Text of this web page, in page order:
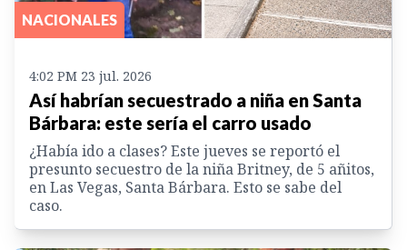
NACIONALES
4:02 PM 23 jul. 2026
Así habrían secuestrado a niña en Santa
Bárbara: este sería el carro usado
¿Había ido a clases? Este jueves se reportó el
presunto secuestro de la niña Britney, de 5 añitos,
en Las Vegas, Santa Bárbara. Esto se sabe del
caso.